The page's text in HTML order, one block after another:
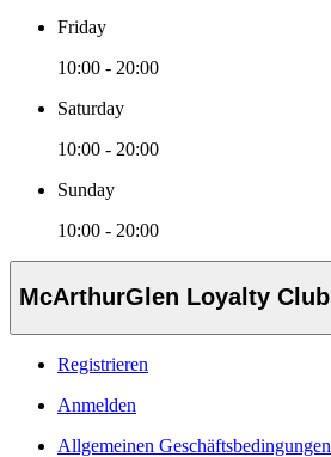
Friday
10:00 - 20:00
Saturday
10:00 - 20:00
Sunday
10:00 - 20:00
McArthurGlen Loyalty Club
Registrieren
Anmelden
Allgemeinen Geschäftsbedingungen